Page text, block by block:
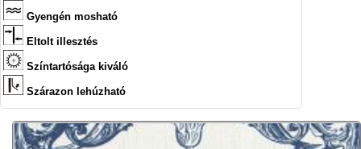
Gyengén mosható
Eltolt illesztés
Színtartósága kiváló
Szárazon lehúzható